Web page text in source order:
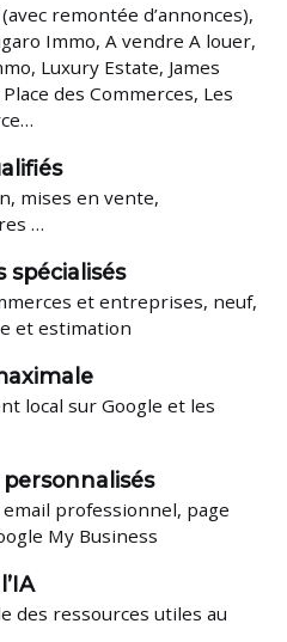
remontée d’annonces),
Immo, A vendre A louer,
Luxury Estate, James
des Commerces, Les
mises en vente,
…
spécialisés
et entreprises, neuf,
et estimation
local sur Google et les
professionnel, page
My Business
des ressources utiles au